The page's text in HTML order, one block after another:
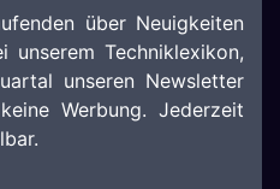
über Neuigkeiten
unserem Techniklexikon,
unseren Newsletter
Werbung. Jederzeit